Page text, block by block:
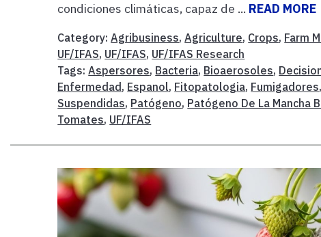
condiciones climáticas, capaz de ... READ MORE
Category:Agribusiness,Agriculture, Crops, Farm
UF/IFAS, UF/IFAS, UF/IFAS Research
Tags:Aspersores, Bacteria, Bioaerosoles,
Enfermedad , Espanol, Fitopatologia, Fumigadores,
Suspendidas, Patógeno, Patógeno De La Mancha
Tomates, UF/IFAS